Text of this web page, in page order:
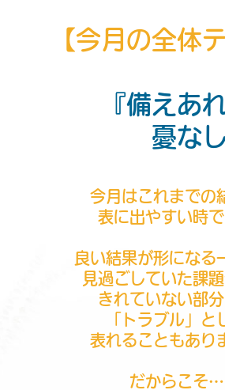
【今月の全体
『備えあ
憂なし
今月はこれまでの
表に出やすい時で
良い結果が形になる
見過ごしていた課
きれていない部分
「トラブル」と
表れることもあり
だからこそ…